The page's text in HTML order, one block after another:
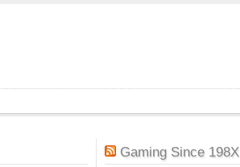
Gaming Since 198X